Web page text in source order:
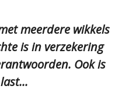
meerdere wikkels
is in verzekering
Ook is